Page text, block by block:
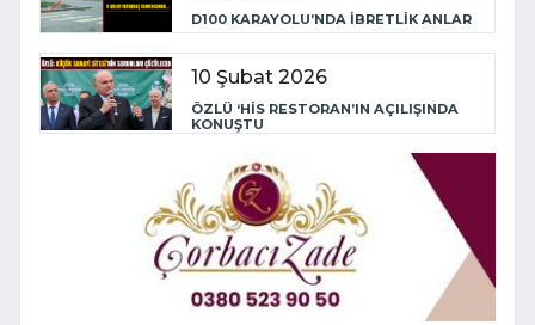
D100 KARAYOLU’NDA İBRETLİK ANLAR
10 Şubat 2026
ÖZLÜ ‘HİS RESTORAN’IN AÇILIŞINDA
KONUŞTU